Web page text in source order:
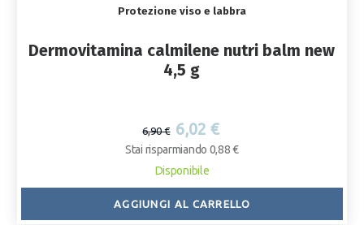
Protezione viso e labbra
Dermovitamina calmilene nutri balm new
4,5 g
6,90 € 6,02 €
Stai risparmiando 0,88 €
Disponibile
AGGIUNGI AL CARRELLO